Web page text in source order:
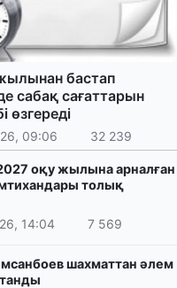
бастап
сабақ сағаттарын
өзгереді
09:06 32 239
оқу жылына арналған
толық
14:04
7 569
шахматтан әлем